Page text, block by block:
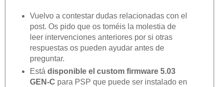
Vuelvo a contestar dudas relacionadas con el
post. Os pido que os toméis la molestia de
leer intervenciones anteriores por si otras
respuestas os pueden ayudar antes de
preguntar.
Está disponible el custom firmware 5.03
GEN-C para PSP que puede ser instalado en